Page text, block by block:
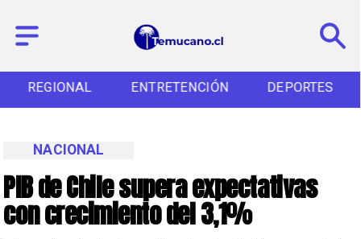
REGIONAL ENTRETENCIÓN DEPORTES
PIB de Chile supera expectativas
con crecimiento del 3,1%
NACIONAL